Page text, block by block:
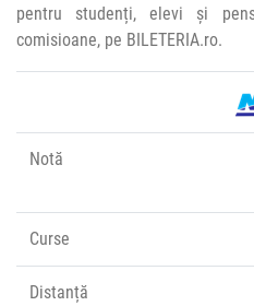
pentru studenți, elevi și
comisioane, pe BILETERIA.ro.
Notă
Curse
Distanță